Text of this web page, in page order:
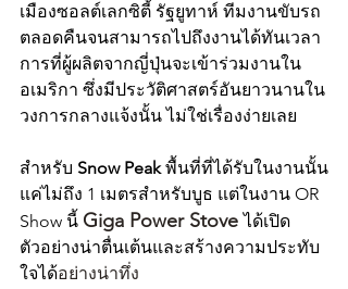
เมืองซอลต์เลกซิตี้ รัฐยูทาห์ ทีมงานขับรถ
ตลอดคืนจนสามารถไปถึงงานได้ทันเวลา
การที่ผู้ผลิตจากญี่ปุ่นจะเข้าร่วมงานใน
อเมริกา ซึ่งมีประวัติศาสตร์อันยาวนานใน
วงการกลางแจ้งนั้น ไม่ใช่เรื่องง่ายเลย
สำหรับ Snow Peak พื้นที่ที่ได้รับในงานนั้น
แค่ไม่ถึง 1 เมตรสำหรับบูธ แต่ในงาน OR
Show นี้ Giga Power Stove ได้เปิด
ตัวอย่างน่าตื่นเต้นและสร้างความประทับ
ใจได้อย่างน่าทึ่ง